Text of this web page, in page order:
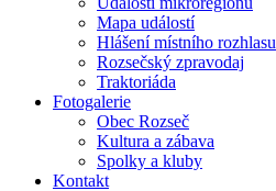
Mapa událostí
Hlášení místního rozhlasu
Rozsečský zpravodaj
Traktoriáda
Fotogalerie
Obec Rozseč
Kultura a zábava
Spolky a kluby
Kontakt